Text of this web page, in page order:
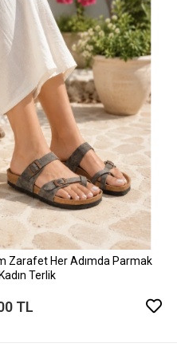
Zarafet Her Adımda Parmak
Terlik
TL